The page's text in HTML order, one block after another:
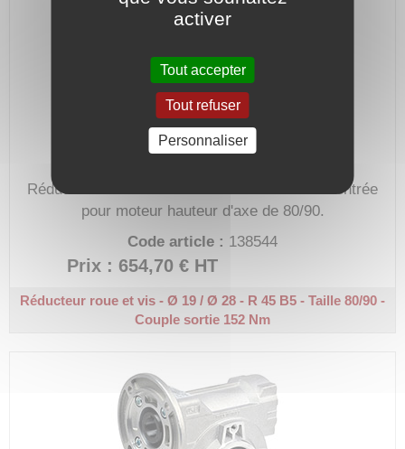
Réducteur de vitesse de 45 avec bride B5 en entrée
pour moteur hauteur d'axe de 80/90.
Code article : 138544
Prix : 654,70 € HT
Réducteur roue et vis - Ø 19 / Ø 28 - R 45 B5 - Taille 80/90 -
Couple sortie 152 Nm
activer
Tout accepter
Tout refuser
Personnaliser